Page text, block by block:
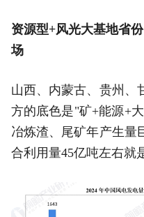
资源型+风光大基地省
场
山西、内蒙古、贵州
方的底色是"矿+能源+
冶炼渣、尾矿年产生量
合利用量45亿吨左右就